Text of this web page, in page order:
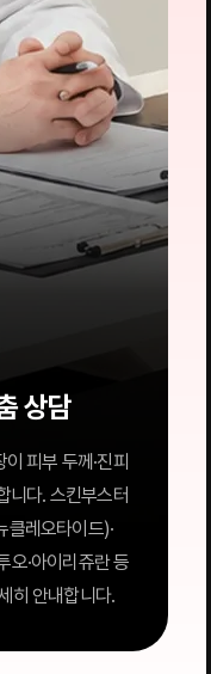
상담
피부 두께·진피
니다. 스킨부스터
레오타이드)·
오·아이리쥬란 등
히 안내합니다.